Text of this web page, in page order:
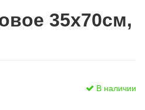
35x70см,
В наличии